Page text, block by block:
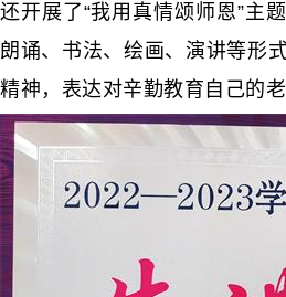
还开展了“我用真情颂师恩”主
朗诵、书法、绘画、演讲等形
精神，表达对辛勤教育自己的老